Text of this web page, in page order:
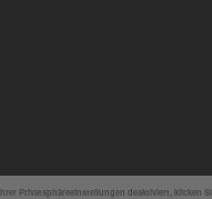
Privatsphäreeinstellungen deaktiviert, klicken